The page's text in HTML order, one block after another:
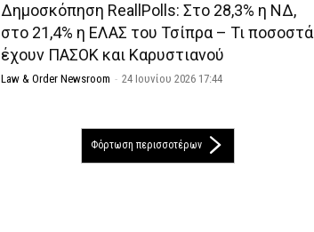
Δημοσκόπηση ReallPolls: Στο 28,3% η ΝΔ,
στο 21,4% η ΕΛΑΣ του Τσίπρα – Τι ποσοστά
έχουν ΠΑΣΟΚ και Καρυστιανού
Law & Order Newsroom - 24 Ιουνίου 2026 17:44
Φόρτωση περισσοτέρων